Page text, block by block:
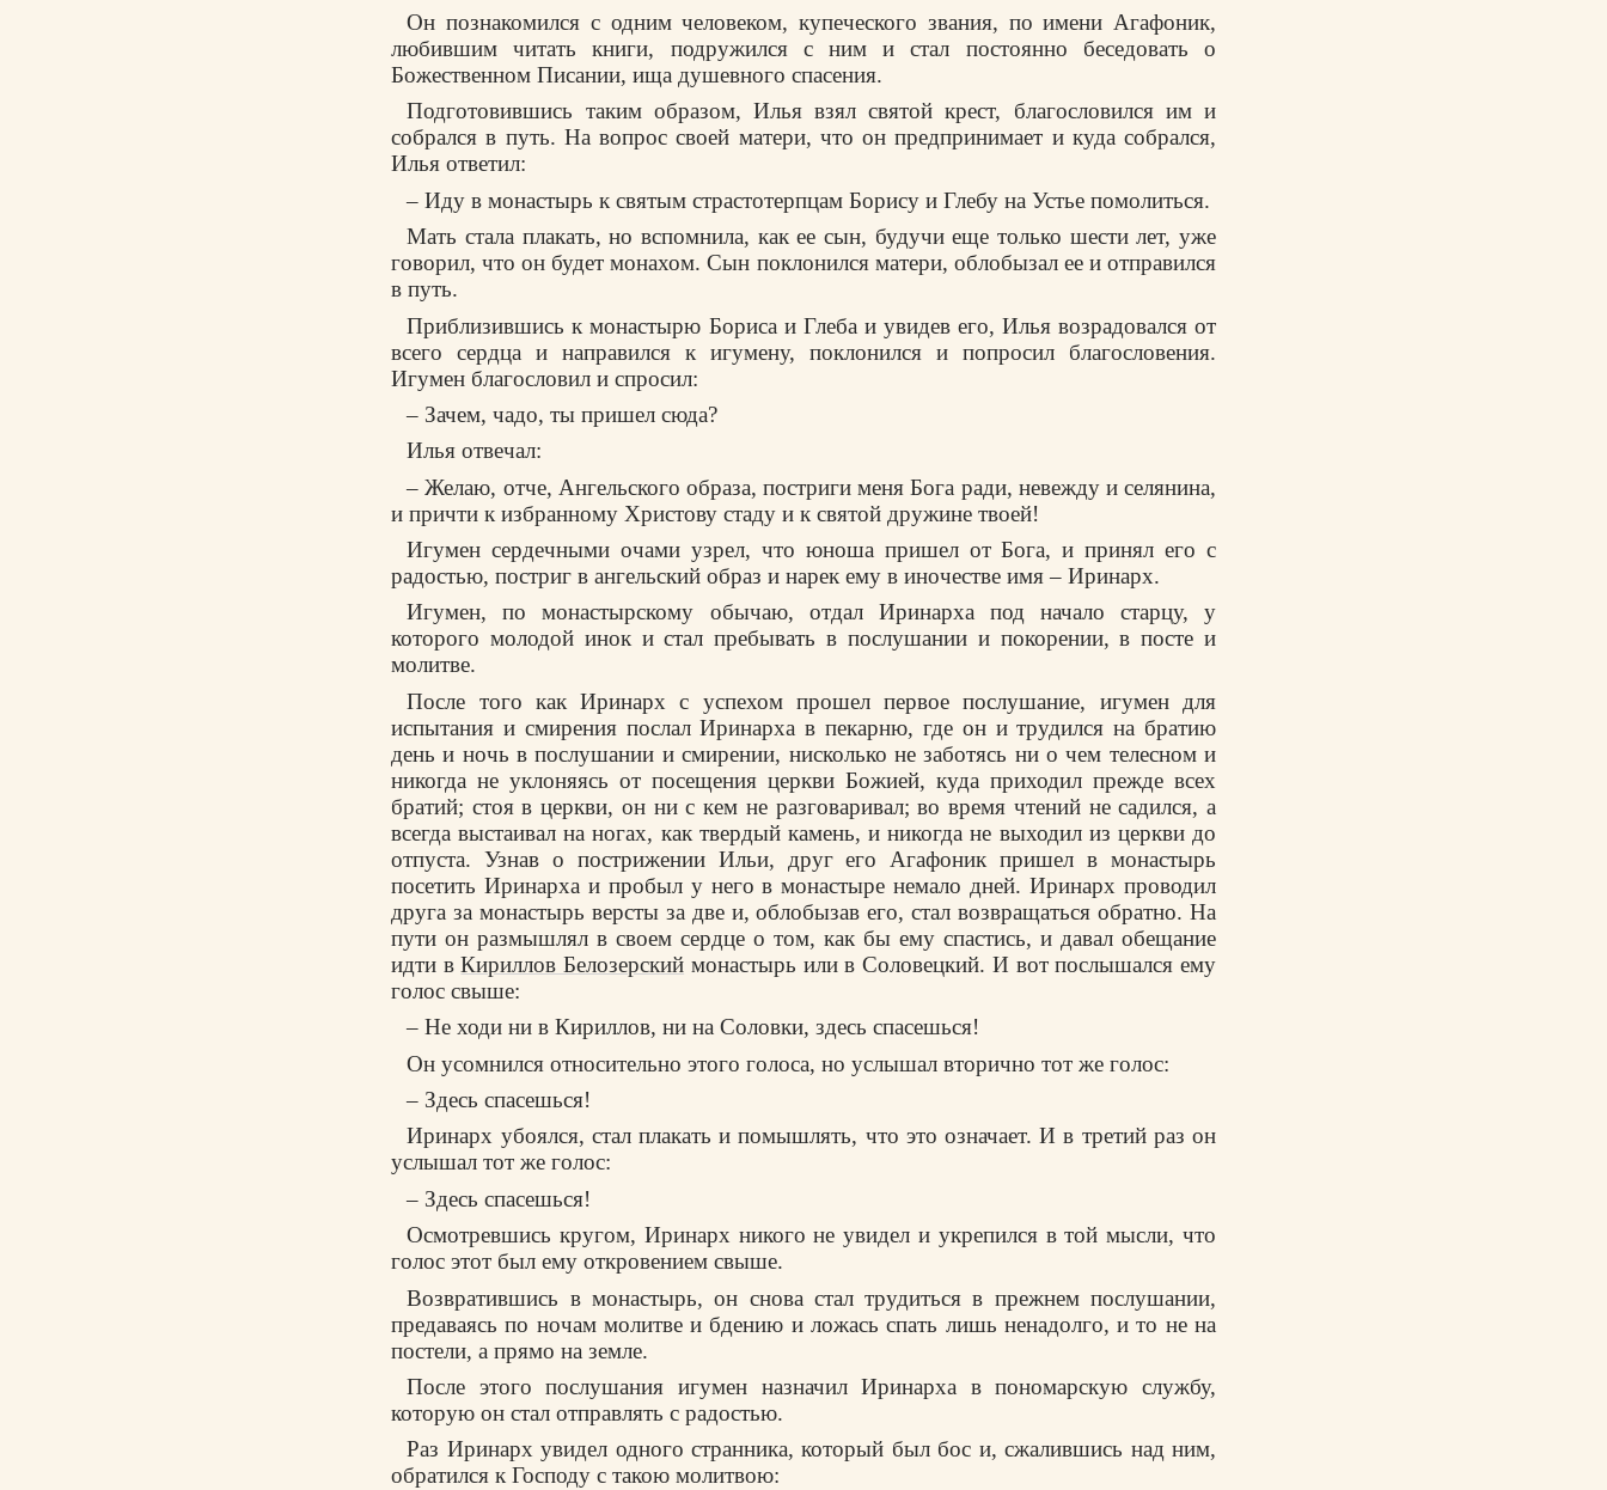
Он познакомился с одним человеком, купеческого звания, по имени Агафоник,
любившим читать книги, подружился с ним и стал постоянно беседовать о
Божественном Писании, ища душевного спасения.
Подготовившись таким образом, Илья взял святой крест, благословился им и
собрался в путь. На вопрос своей матери, что он предпринимает и куда собрался,
Илья ответил:
– Иду в монастырь к святым страстотерпцам Борису и Глебу на Устье помолиться.
Мать стала плакать, но вспомнила, как ее сын, будучи еще только шести лет, уже
говорил, что он будет монахом. Сын поклонился матери, облобызал ее и отправился
в путь.
Приблизившись к монастырю Бориса и Глеба и увидев его, Илья возрадовался от
всего сердца и направился к игумену, поклонился и попросил благословения.
Игумен благословил и спросил:
– Зачем, чадо, ты пришел сюда?
Илья отвечал:
– Желаю, отче, Ангельского образа, постриги меня Бога ради, невежду и селянина,
и причти к избранному Христову стаду и к святой дружине твоей!
Игумен сердечными очами узрел, что юноша пришел от Бога, и принял его с
радостью, постриг в ангельский образ и нарек ему в иночестве имя – Иринарх.
Игумен, по монастырскому обычаю, отдал Иринарха под начало старцу, у
которого молодой инок и стал пребывать в послушании и покорении, в посте и
молитве.
После того как Иринарх с успехом прошел первое послушание, игумен для
испытания и смирения послал Иринарха в пекарню, где он и трудился на братию
день и ночь в послушании и смирении, нисколько не заботясь ни о чем телесном и
никогда не уклоняясь от посещения церкви Божией, куда приходил прежде всех
братий; стоя в церкви, он ни с кем не разговаривал; во время чтений не садился, а
всегда выстаивал на ногах, как твердый камень, и никогда не выходил из церкви до
отпуста. Узнав о пострижении Ильи, друг его Агафоник пришел в монастырь
посетить Иринарха и пробыл у него в монастыре немало дней. Иринарх проводил
друга за монастырь версты за две и, облобызав его, стал возвращаться обратно. На
пути он размышлял в своем сердце о том, как бы ему спастись, и давал обещание
идти вКириллов Белозерский монастырь или в Соловецкий. И вот послышался ему
голос свыше:
– Не ходи ни в Кириллов, ни на Соловки, здесь спасешься!
Он усомнился относительно этого голоса, но услышал вторично тот же голос:
– Здесь спасешься!
Иринарх убоялся, стал плакать и помышлять, что это означает. И в третий раз он
услышал тот же голос:
– Здесь спасешься!
Осмотревшись кругом, Иринарх никого не увидел и укрепился в той мысли, что
голос этот был ему откровением свыше.
Возвратившись в монастырь, он снова стал трудиться в прежнем послушании,
предаваясь по ночам молитве и бдению и ложась спать лишь ненадолго, и то не на
постели, а прямо на земле.
После этого послушания игумен назначил Иринарха в пономарскую службу,
которую он стал отправлять с радостью.
Раз Иринарх увидел одного странника, который был бос и, сжалившись над ним,
обратился к Господу с такою молитвою: